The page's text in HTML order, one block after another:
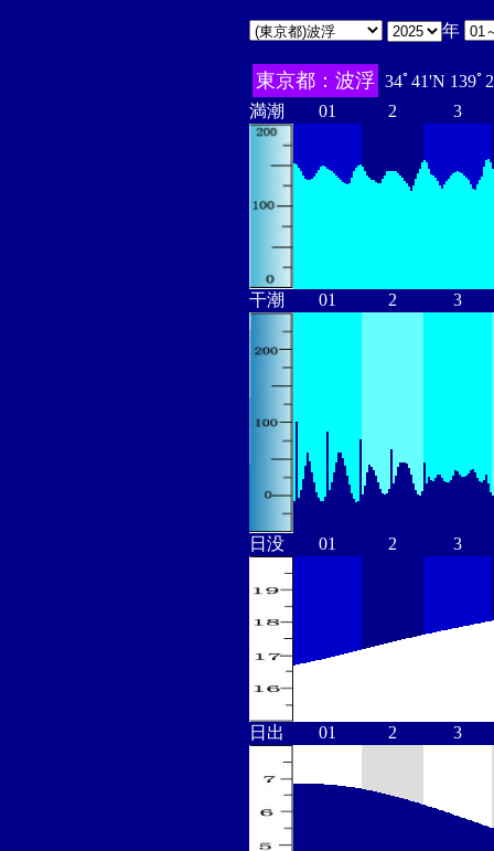
年
東京都：波浮 34ﾟ41'N 139ﾟ
満潮
01 2 3
干潮 01 2 3
日没 01 2 3
日出 01 2 3